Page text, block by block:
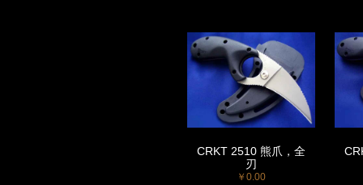
CRKT 2510 熊爪，全
刃
￥0.00